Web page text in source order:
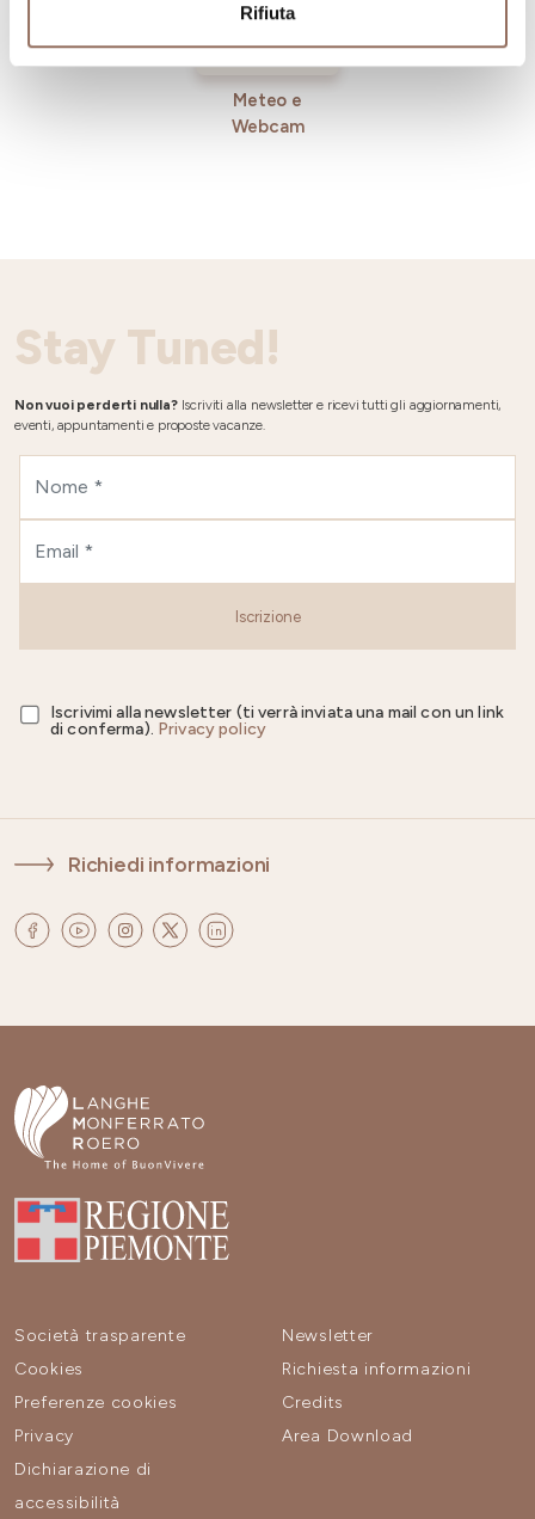
Rifiuta
Meteo e
Webcam
Stay Tuned!
Non vuoi perderti nulla?Iscriviti alla newsletter e ricevi tutti gli aggiornamenti,
eventi, appuntamenti e proposte vacanze.
Iscrizione
Iscrivimi alla newsletter (ti verrà inviata una mail con un link
di conferma). Privacy policy
Richiedi informazioni
Società trasparente
Cookies
Preferenze cookies
Privacy
Dichiarazione di
accessibilità
Newsletter
Richiesta informazioni
Credits
Area Download